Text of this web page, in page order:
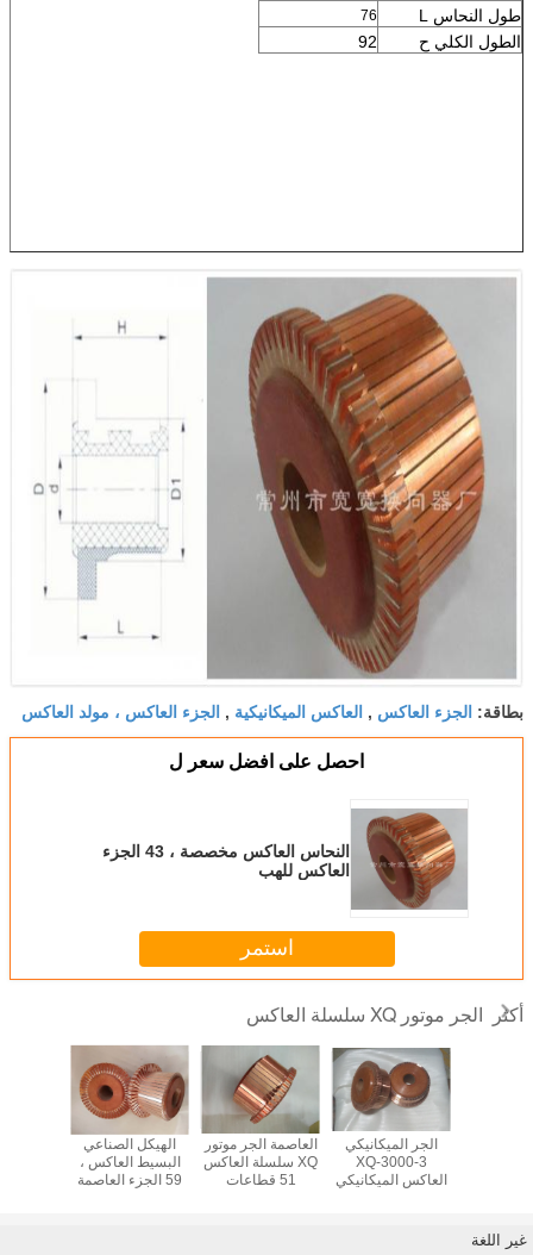
طول النحاس L 76
الطول الكلي ح 92
بطاقة: الجزء العاكس , العاكس الميكانيكية , الجزء العاكس ، مولد العاكس
احصل على افضل سعر ل
النحاس العاكس مخصصة ، 43 الجزء
العاكس للهب
استمر
أكثر الجر موتور XQ سلسلة العاكس
الهيكل الصناعي
البسيط العاكس ،
59 الجزء العاصمة
العاصمة الجر موتور
XQ سلسلة العاكس
51 قطاعات
الجر الميكانيكي
XQ-3000-3
العاكس الميكانيكي
غير اللغة